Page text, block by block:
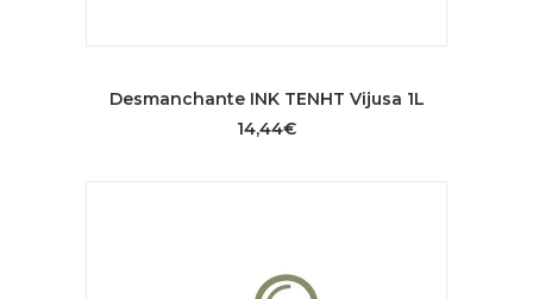
Desmanchante INK TENHT Vijusa 1L
14,44€